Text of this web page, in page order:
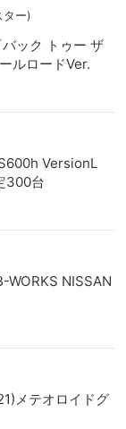
ター)
ルロードVer.
VersionL
300台
WORKS NISSAN
メテオロイドグ